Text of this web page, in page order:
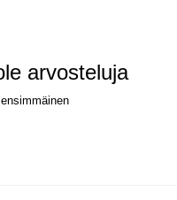
arvosteluja